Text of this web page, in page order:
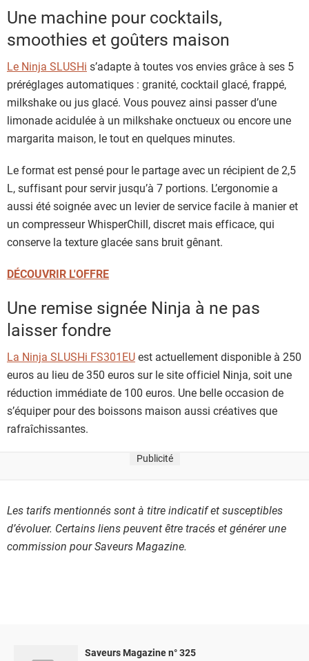
Une machine pour cocktails,
smoothies et goûters maison
Le Ninja SLUSHi s’adapte à toutes vos envies grâce à ses 5
préréglages automatiques : granité, cocktail glacé, frappé,
milkshake ou jus glacé. Vous pouvez ainsi passer d’une
limonade acidulée à un milkshake onctueux ou encore une
margarita maison, le tout en quelques minutes.
Le format est pensé pour le partage avec un récipient de 2,5
L, suffisant pour servir jusqu’à 7 portions. L’ergonomie a
aussi été soignée avec un levier de service facile à manier et
un compresseur WhisperChill, discret mais efficace, qui
conserve la texture glacée sans bruit gênant.
DÉCOUVRIR L'OFFRE
Une remise signée Ninja à ne pas
laisser fondre
La Ninja SLUSHi FS301EUest actuellement disponible à 250
euros au lieu de 350 euros sur le site officiel Ninja, soit une
réduction immédiate de 100 euros. Une belle occasion de
s’équiper pour des boissons maison aussi créatives que
rafraîchissantes.
Publicité
Les tarifs mentionnés sont à titre indicatif et susceptibles
d’évoluer. Certains liens peuvent être tracés et générer une
commission pour Saveurs Magazine.
Saveurs Magazine n° 325